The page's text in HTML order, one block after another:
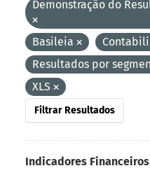
Demonstração do
Basileia
Resultados por
XLS
Filtrar Resultados
Indicadores Financeiros